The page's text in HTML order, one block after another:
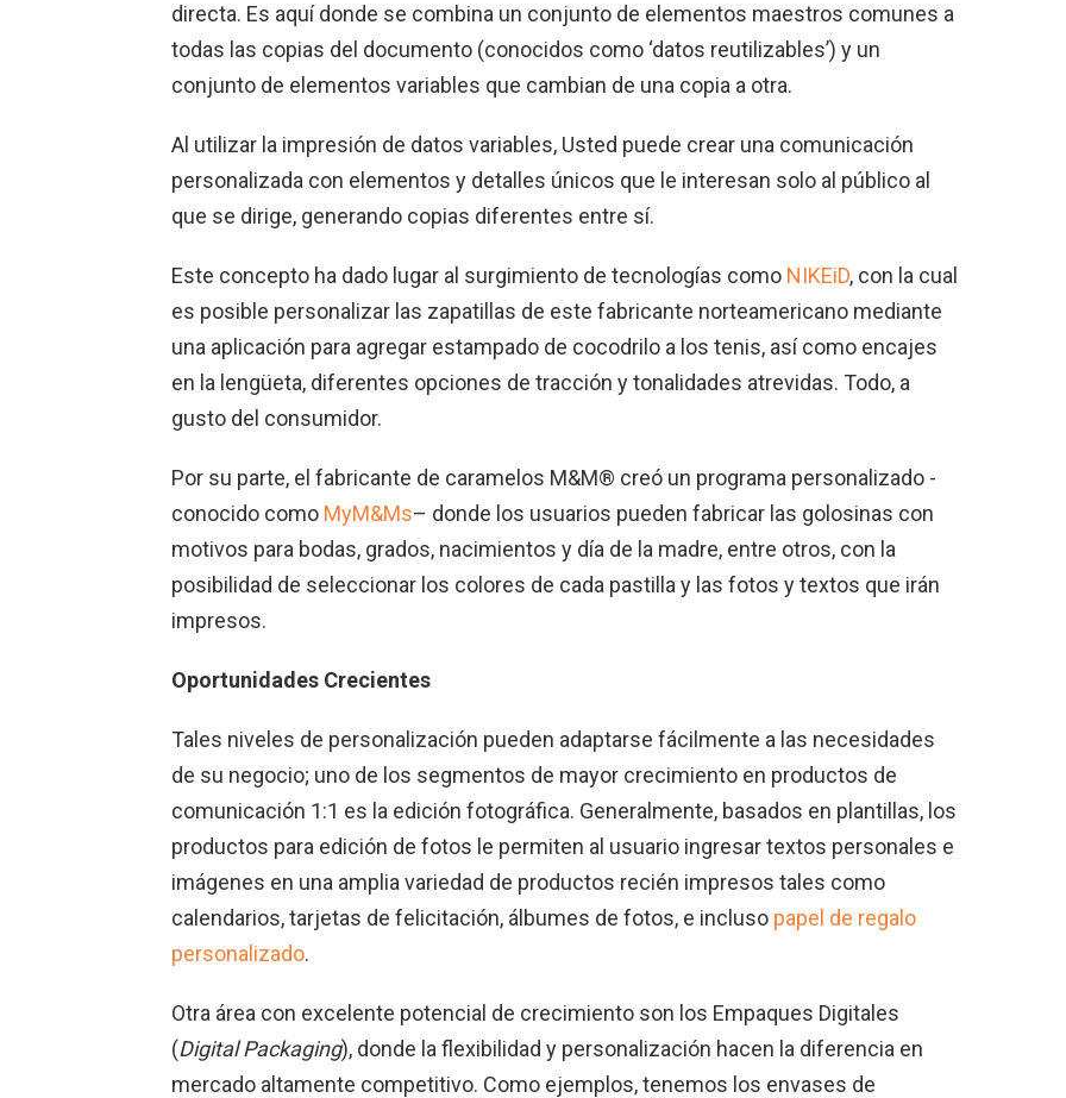
directa. Es aquí donde se combina un conjunto de elementos maestros comunes a
todas las copias del documento (conocidos como ‘datos reutilizables’) y un
conjunto de elementos variables que cambian de una copia a otra.
Al utilizar la impresión de datos variables, Usted puede crear una comunicación
personalizada con elementos y detalles únicos que le interesan solo al público al
que se dirige, generando copias diferentes entre sí.
Este concepto ha dado lugar al surgimiento de tecnologías como NIKEiD, con la cual
es posible personalizar las zapatillas de este fabricante norteamericano mediante
una aplicación para agregar estampado de cocodrilo a los tenis, así como encajes
en la lengüeta, diferentes opciones de tracción y tonalidades atrevidas. Todo, a
gusto del consumidor.
Por su parte, el fabricante de caramelos M&M® creó un programa personalizado -
conocido como MyM&Ms– donde los usuarios pueden fabricar las golosinas con
motivos para bodas, grados, nacimientos y día de la madre, entre otros, con la
posibilidad de seleccionar los colores de cada pastilla y las fotos y textos que irán
impresos.
Oportunidades Crecientes
Tales niveles de personalización pueden adaptarse fácilmente a las necesidades
de su negocio; uno de los segmentos de mayor crecimiento en productos de
comunicación 1:1 es la edición fotográfica. Generalmente, basados en plantillas, los
productos para edición de fotos le permiten al usuario ingresar textos personales e
imágenes en una amplia variedad de productos recién impresos tales como
calendarios, tarjetas de felicitación, álbumes de fotos, e incluso papel de regalo
personalizado.
Otra área con excelente potencial de crecimiento son los Empaques Digitales
(Digital Packaging), donde la flexibilidad y personalización hacen la diferencia en
mercado altamente competitivo. Como ejemplos, tenemos los envases de